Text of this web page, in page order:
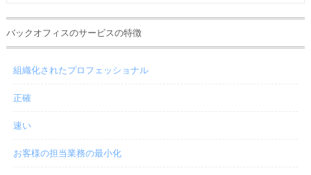
バックオフィスのサービスの特徴
組織化されたプロフェッショナル
正確
速い
お客様の担当業務の最小化